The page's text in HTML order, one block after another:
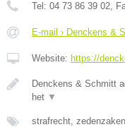
Tel: 04 73 86 39 02,
E-mail › Denckens &
Website: https://
Denckens & Schmitt
het ▼
strafrecht,